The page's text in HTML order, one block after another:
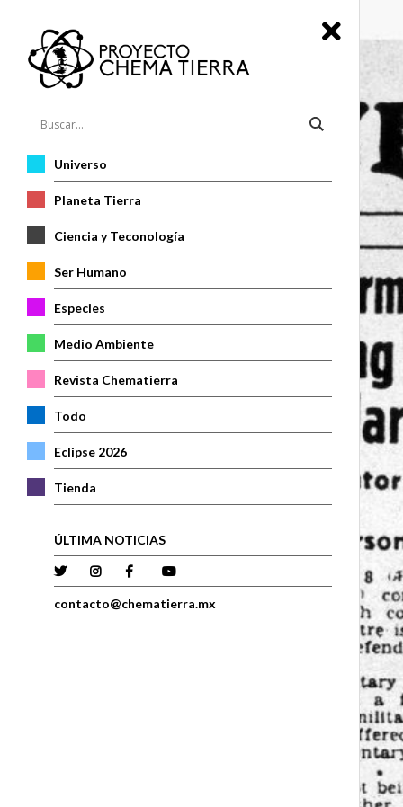
Universo
Planeta Tierra
Ciencia y Teconología
Ser Humano
Especies
Medio Ambiente
Revista Chematierra
Todo
Eclipse 2026
Tienda
ÚLTIMA NOTICIAS
contacto@chematierra.mx